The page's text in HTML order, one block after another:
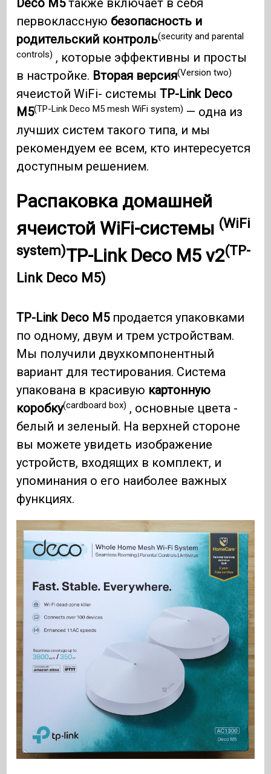
Deco M5также включает в себя
первоклассную безопасность и
родительский контроль(security and parental
controls) , которые эффективны и просты
в настройке. Вторая версия(Version two)
ячеистой WiFi- системыTP-Link Deco
M5(TP-Link Deco M5 mesh WiFi system) — одна из
лучших систем такого типа, и мы
рекомендуем ее всем, кто интересуется
доступным решением.
Распаковка домашней
ячеистойWiFi-системы (WiFi
system)TP-Link Deco M5 v2(TP-
Link Deco M5)
TP-Link Deco M5продается упаковками
по одному, двум и трем устройствам.
Мы получили двухкомпонентный
вариант для тестирования. Система
упакована в красивую картонную
коробку(cardboard box) , основные цвета -
белый и зеленый. На верхней стороне
вы можете увидеть изображение
устройств, входящих в комплект, и
упоминания о его наиболее важных
функциях.